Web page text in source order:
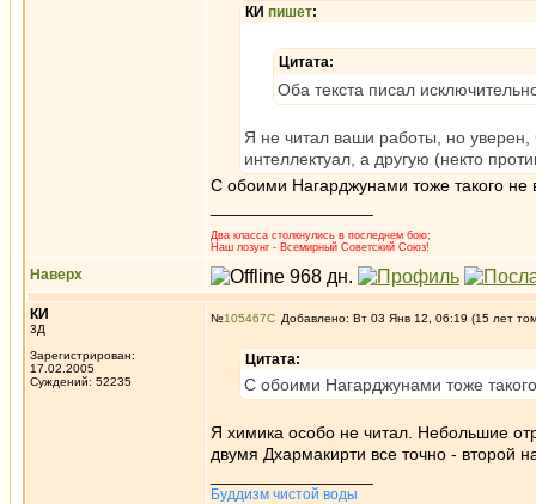
КИ пишет:
Цитата:
Оба текста писал
Я не читал ваши работы, но
интеллектуал, а другую (некто
С обоими Нагарджунами тоже такого не
Два класса столкнулись в последнем бою;
Наш лозунг - Всемирный Советский Союз!
Наверх
КИ
3Д
Зарегистрирован:
17.02.2005
Суждений: 52235
№105467 Добавлено: Вт 03 Янв 12, 06:19 (15 лет
Цитата:
С обоими Нагарджунами тоже
Я химика особо не читал. Небольшие
двумя Дхармакирти все точно - второй
Буддизм чистой воды